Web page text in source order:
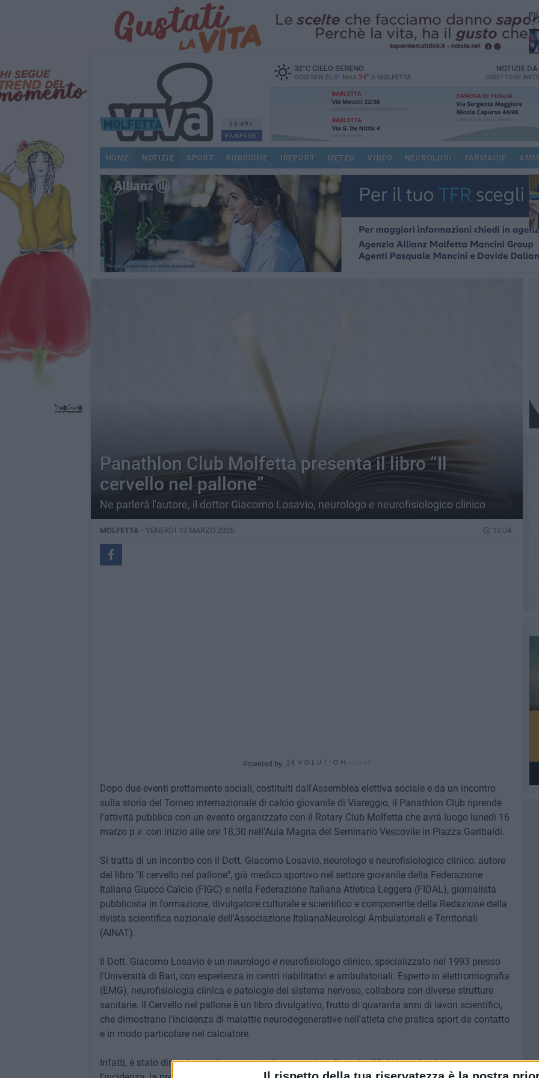
56.691
FANPAGE
32°CCIELO SERENO
OGGI MIN 25.5° MAX 34° A MOLFETTA
NOTIZIE DA
DIRETTORE
HOME NOTIZIE SPORT RUBRICHE IREPORT METEO VIDEO NECROLOGI FARMACIE
Panathlon Club Molfetta presenta il libro “Il
cervello nel pallone”
Ne parlerà l'autore, il dottor Giacomo Losavio, neurologo e neurofisiologico clinico
MOLFETTA - VENERDÌ 13 MARZO 2026 12.04
Powered by
Dopo due eventi prettamente sociali, costituiti dall'Assemblea elettiva sociale e da un incontro
sulla storia del Torneo internazionale di calcio giovanile di Viareggio, il Panathlon Club riprende
l'attività pubblica con un evento organizzato con il Rotary Club Molfetta che avrà luogo lunedì 16
marzo p.v. con inizio alle ore 18,30 nell'Aula Magna del Seminario Vescovile in Piazza Garibaldi.
Si tratta di un incontro con il Dott. Giacomo Losavio, neurologo e neurofisiologico clinico, autore
del libro "Il cervello nel pallone", già medico sportivo nel settore giovanile della Federazione
Italiana Giuoco Calcio (FIGC) e nella Federazione Italiana Atletica Leggera (FIDAL), giornalista
pubblicista in formazione, divulgatore culturale e scientifico e componente della Redazione della
rivista scientifica nazionale dell'Associazione ItalianaNeurologi Ambulatoriali e Territoriali
(AINAT).
Il Dott. Giacomo Losavio è un neurologo e neurofisiologo clinico, specializzato nel 1993 presso
l'Università di Bari, con esperienza in centri riabilitativi e ambulatoriali. Esperto in elettromiografia
(EMG), neurofisiologia clinica e patologie del sistema nervoso, collabora con diverse strutture
sanitarie. Il Cervello nel pallone è un libro divulgativo, frutto di quaranta anni di lavori scientifici,
che dimostrano l'incidenza di malattie neurodegenerative nell'atleta che pratica sport da contatto
e in modo particolare nel calciatore.
Infatti, è stato dimostrato attraverso studi osservazionali e scientifici che nel calciatore